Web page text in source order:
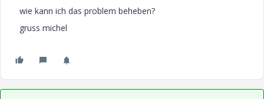
wie kann ich das problem beheben?
gruss michel